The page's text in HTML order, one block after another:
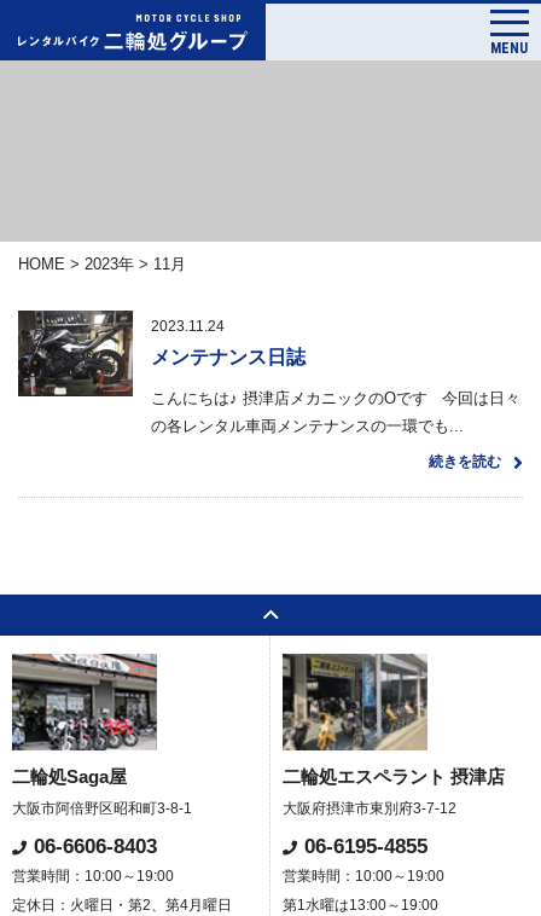
MENU
HOME > 2023年 > 11月
2023.11.24
メンテナンス日誌
こんにちは♪ 摂津店メカニックのOです 今回は日々
の各レンタル車両メンテナンスの一環でも...
続きを読む
二輪処Saga屋
大阪市阿倍野区昭和町3-8-1
06-6606-8403
営業時間：10:00～19:00
定休日：火曜日・第2、第4月曜日
二輪処エスペラント 摂津店
大阪府摂津市東別府3-7-12
06-6195-4855
営業時間：10:00～19:00
第1水曜は13:00～19:00
スタッフブログ
English Site
プライバシーポリシー
お問い合わせ
WEB予約